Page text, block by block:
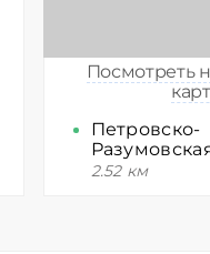
Посмотреть
Петровско-
2.52 км